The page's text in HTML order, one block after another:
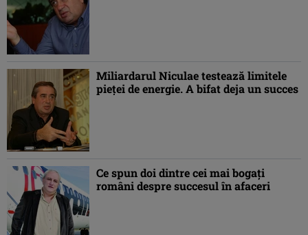
Miliardarul Niculae testează limitele
pieţei de energie. A bifat deja un succes
Ce spun doi dintre cei mai bogaţi
români despre succesul în afaceri